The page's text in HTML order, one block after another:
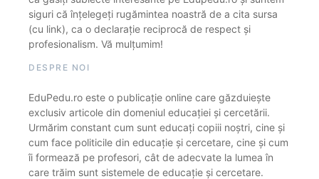
siguri că înțelegeți rugămintea noastră de a cita sursa
(cu link), ca o declarație reciprocă de respect și
profesionalism. Vă mulțumim!
DESPRE NOI
EduPedu.ro este o publicație online care găzduiește
exclusiv articole din domeniul educației și cercetării.
Urmărim constant cum sunt educați copiii noștri, cine și
cum face politicile din educație și cercetare, cine și cum
îi formează pe profesori, cât de adecvate la lumea în
care trăim sunt sistemele de educație și cercetare.